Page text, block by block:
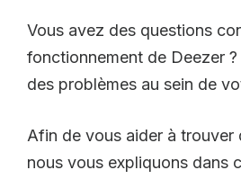
Vous avez des questions
fonctionnement de Deezer
des problèmes au sein de
Afin de vous aider à trouver
nous vous expliquons dans